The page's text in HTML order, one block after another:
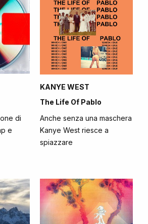
di
e
KANYE WEST
The Life Of Pablo
Anche senza una maschera
Kanye West riesce a
spiazzare